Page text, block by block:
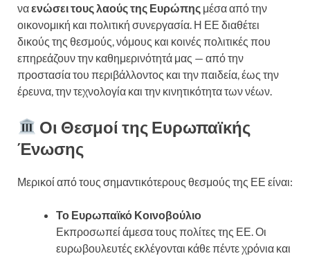
ναενώσει τους λαούς της Ευρώπης μέσα από την
οικονομική και πολιτική συνεργασία. Η ΕΕ διαθέτει
δικούς της θεσμούς, νόμους και κοινές πολιτικές που
επηρεάζουν την καθημερινότητά μας — από την
προστασία του περιβάλλοντος και την παιδεία, έως την
έρευνα, την τεχνολογία και την κινητικότητα των νέων.
Οι Θεσμοί της Ευρωπαϊκής
Ένωσης
Μερικοί από τους σημαντικότερους θεσμούς της ΕΕ είναι:
Το Ευρωπαϊκό Κοινοβούλιο
Εκπροσωπεί άμεσα τους πολίτες της ΕΕ. Οι
ευρωβουλευτές εκλέγονται κάθε πέντε χρόνια και